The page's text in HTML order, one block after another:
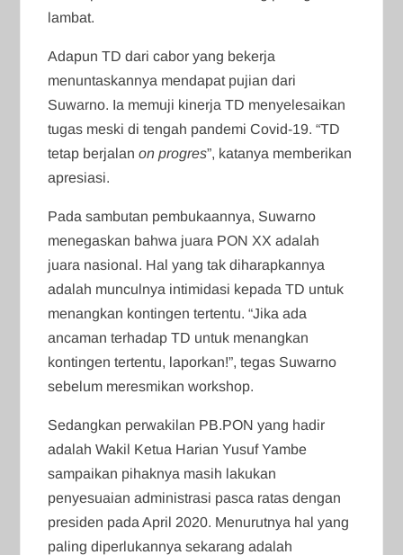
lambat.
Adapun TD dari cabor yang bekerja
menuntaskannya mendapat pujian dari
Suwarno. Ia memuji kinerja TD menyelesaikan
tugas meski di tengah pandemi Covid-19. “TD
tetap berjalanon progres”, katanya memberikan
apresiasi.
Pada sambutan pembukaannya, Suwarno
menegaskan bahwa juara PON XX adalah
juara nasional. Hal yang tak diharapkannya
adalah munculnya intimidasi kepada TD untuk
menangkan kontingen tertentu. “Jika ada
ancaman terhadap TD untuk menangkan
kontingen tertentu, laporkan!”, tegas Suwarno
sebelum meresmikan workshop.
Sedangkan perwakilan PB.PON yang hadir
adalah Wakil Ketua Harian Yusuf Yambe
sampaikan pihaknya masih lakukan
penyesuaian administrasi pasca ratas dengan
presiden pada April 2020. Menurutnya hal yang
paling diperlukannya sekarang adalah